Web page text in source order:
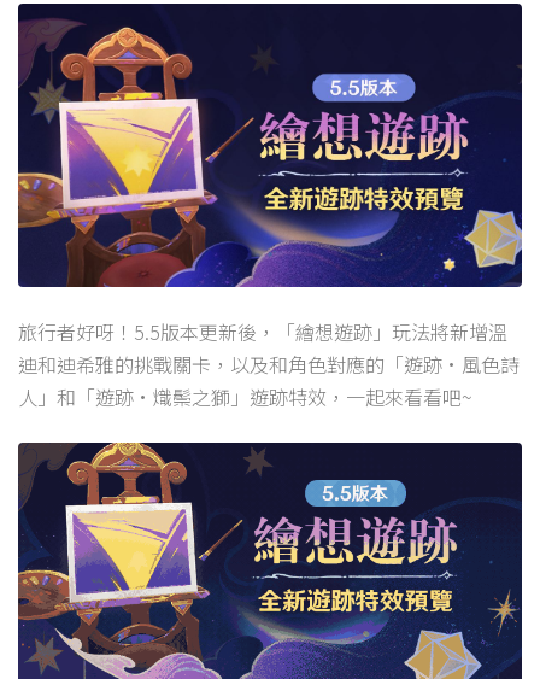
旅行者好呀！5.5版本更新後，「繪想遊跡」玩法將新增溫
迪和迪希雅的挑戰關卡，以及和角色對應的「遊跡·風色詩
人」和「遊跡·熾鬃之獅」遊跡特效，一起來看看吧~